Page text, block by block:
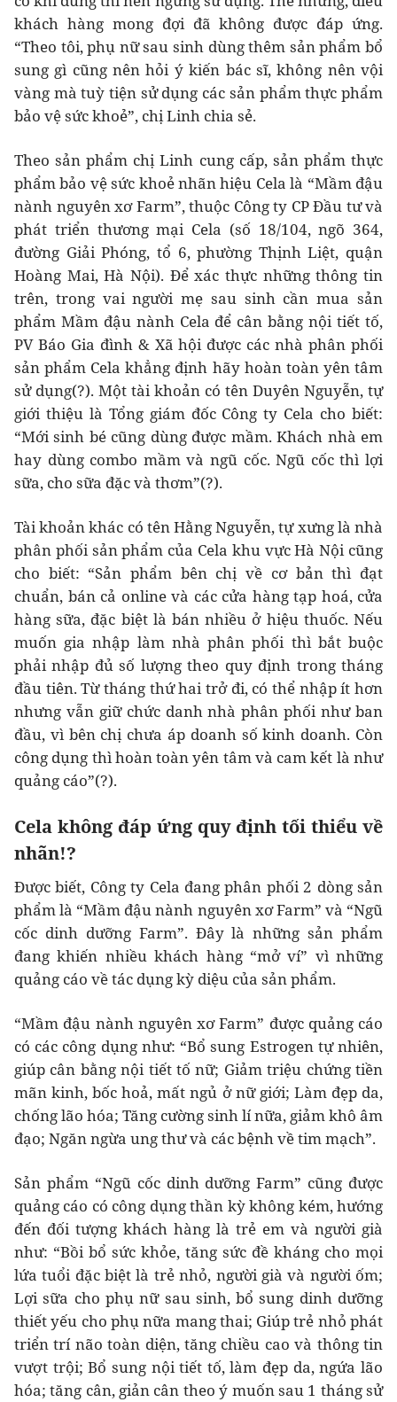
khách hàng mong đợi đã không được đáp ứng.
“Theo tôi, phụ nữ sau sinh dùng thêm sản phẩm bổ
sung gì cũng nên hỏi ý kiến bác sĩ, không nên vội
vàng mà tuỳ tiện sử dụng các sản phẩm thực phẩm
bảo vệ sức khoẻ”, chị Linh chia sẻ.
Theo sản phẩm chị Linh cung cấp, sản phẩm thực
phẩm bảo vệ sức khoẻ nhãn hiệu Cela là “Mầm đậu
nành nguyên xơ Farm”, thuộc Công ty CP Đầu tư và
phát triển thương mại Cela (số 18/104, ngõ 364,
đường Giải Phóng, tổ 6, phường Thịnh Liệt, quận
Hoàng Mai, Hà Nội). Để xác thực những thông tin
trên, trong vai người mẹ sau sinh cần mua sản
phẩm Mầm đậu nành Cela để cân bằng nội tiết tố,
PV Báo Gia đình & Xã hội được các nhà phân phối
sản phẩm Cela khẳng định hãy hoàn toàn yên tâm
sử dụng(?). Một tài khoản có tên Duyên Nguyễn, tự
giới thiệu là Tổng giám đốc Công ty Cela cho biết:
“Mới sinh bé cũng dùng được mầm. Khách nhà em
hay dùng combo mầm và ngũ cốc. Ngũ cốc thì lợi
sữa, cho sữa đặc và thơm”(?).
Tài khoản khác có tên Hằng Nguyễn, tự xưng là nhà
phân phối sản phẩm của Cela khu vực Hà Nội cũng
cho biết: “Sản phẩm bên chị về cơ bản thì đạt
chuẩn, bán cả online và các cửa hàng tạp hoá, cửa
hàng sữa, đặc biệt là bán nhiều ở hiệu thuốc. Nếu
muốn gia nhập làm nhà phân phối thì bắt buộc
phải nhập đủ số lượng theo quy định trong tháng
đầu tiên. Từ tháng thứ hai trở đi, có thể nhập ít hơn
nhưng vẫn giữ chức danh nhà phân phối như ban
đầu, vì bên chị chưa áp doanh số kinh doanh. Còn
công dụng thì hoàn toàn yên tâm và cam kết là như
quảng cáo”(?).
Cela không đáp ứng quy định tối thiểu về
nhãn!?
Được biết, Công ty Cela đang phân phối 2 dòng sản
phẩm là “Mầm đậu nành nguyên xơ Farm” và “Ngũ
cốc dinh dưỡng Farm”. Đây là những sản phẩm
đang khiến nhiều khách hàng “mở ví” vì những
quảng cáo về tác dụng kỳ diệu của sản phẩm.
“Mầm đậu nành nguyên xơ Farm” được quảng cáo
có các công dụng như: “Bổ sung Estrogen tự nhiên,
giúp cân bằng nội tiết tố nữ; Giảm triệu chứng tiền
mãn kinh, bốc hoả, mất ngủ ở nữ giới; Làm đẹp da,
chống lão hóa; Tăng cường sinh lí nữa, giảm khô âm
đạo; Ngăn ngừa ung thư và các bệnh về tim mạch”.
Sản phẩm “Ngũ cốc dinh dưỡng Farm” cũng được
quảng cáo có công dụng thần kỳ không kém, hướng
đến đối tượng khách hàng là trẻ em và người già
như: “Bồi bổ sức khỏe, tăng sức đề kháng cho mọi
lứa tuổi đặc biệt là trẻ nhỏ, người già và người ốm;
Lợi sữa cho phụ nữ sau sinh, bổ sung dinh dưỡng
thiết yếu cho phụ nữa mang thai; Giúp trẻ nhỏ phát
triển trí não toàn diện, tăng chiều cao và thông tin
vượt trội; Bổ sung nội tiết tố, làm đẹp da, ngứa lão
hóa; tăng cân, giản cân theo ý muốn sau 1 tháng sử